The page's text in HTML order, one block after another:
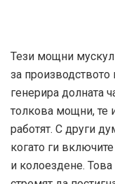
Тези мощни
за производството
генерира долната
толкова мощни, те
работят. С други
когато ги
и колоездене.